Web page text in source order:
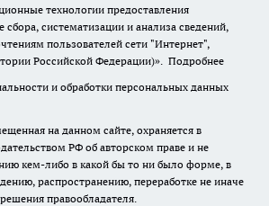
технологии предоставления
систематизации и анализа сведений,
пользователей сети "Интернет",
Российской Федерации)». Подробнее
и обработки персональных данных
на данном сайте, охраняется в
РФ об авторском праве и не
кем-либо в какой бы то ни было форме, в
распространению, переработке не иначе
правообладателя.